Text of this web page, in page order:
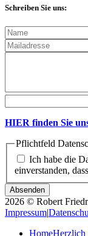
Schreiben Sie uns:
HIER finden Sie
Pflichtfeld
Ich habe die
einverstanden,
2026 © Robert
Impressum|
HomeHerzlich